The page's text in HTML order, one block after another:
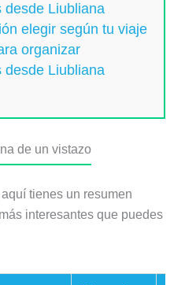
desde Liubliana
elegir según tu viaje
organizar
desde Liubliana
de un vistazo
tienes un resumen
interesantes que puedes